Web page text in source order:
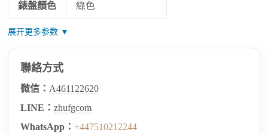
錶盤顏色 綠色
展开更多参数 ▼
聯絡方式
微信： A461122620
LINE：zhufgcom
WhatsApp：+447510212244